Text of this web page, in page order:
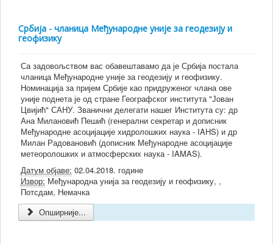
Србија - чланица Међународне уније за геодезију и
геофизику
Са задовољством вас обавештавамо да је Србија постала
чланица Међународне уније за геодезију и геофизику.
Номинација за пријем Србије као придруженог члана ове
уније поднета је од стране Географског института "Јован
Цвијић" САНУ. Званични делегати нашег Института су: др
Ана Милановић Пешић (генерални секретар и дописник
Међународне асоцијације хидролошких наука - IAHS) и др
Милан Радовановић (дописник Међународне асоцијације
метеоролошких и атмосферских наука - IAMAS).
Датум објаве: 02.04.2018. године
Извор: Међународна унија за геодезију и геофизику, ,
Потсдам, Немачка
Опширније...